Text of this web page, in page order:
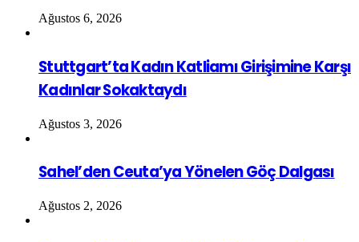
Ağustos 6, 2026
Stuttgart’ta Kadın Katliamı Girişimine Karşı
Kadınlar Sokaktaydı
Ağustos 3, 2026
Sahel’den Ceuta’ya Yönelen Göç Dalgası
Ağustos 2, 2026